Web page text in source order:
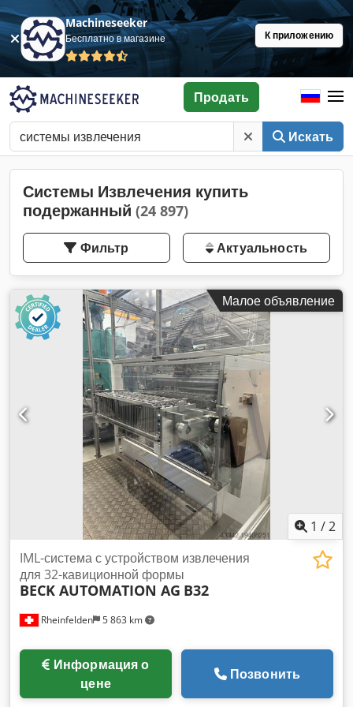
Machineseeker
Бесплатно в магазине К приложению
Искать
Продать
Системы Извлечения купить
подержанный (24 897)
Фильтр Актуальность
Малое объявление
1 /2
Rheinfelden 5 863 km
IML-система с устройством извлечения
для 32-кавиционной формы
BECK AUTOMATION AG B32
цене
Позвонить